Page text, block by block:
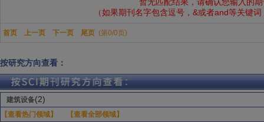
（如果期刊名字包含逗号，&或者and等关键
首页 上一页 下一页 尾页 (第0/0页)
按研究方向查看：
建筑设备(2)
【查看热门领域】 【查看全部领域】